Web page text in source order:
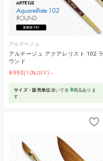
アルテージュ
アルテージュ アクアレリスト 102 ラ
ウンド
¥990(10%OFF)～
サイズ・販売単位違いで全 8商品ありま
す